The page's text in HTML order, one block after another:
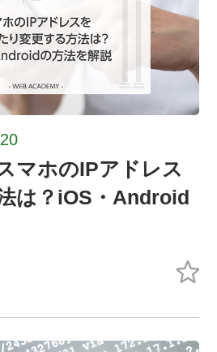
マホのIPアドレス
は？iOS・Android